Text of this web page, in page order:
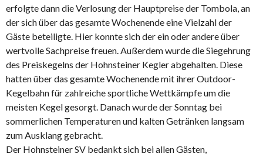
erfolgte dann die Verlosung der Hauptpreise der Tombola, an
der sich über das gesamte Wochenende eine Vielzahl der
Gäste beteiligte. Hier konnte sich der ein oder andere über
wertvolle Sachpreise freuen. Außerdem wurde die Siegehrung
des Preiskegelns der Hohnsteiner Kegler abgehalten. Diese
hatten über das gesamte Wochenende mit ihrer Outdoor-
Kegelbahn für zahlreiche sportliche Wettkämpfe um die
meisten Kegel gesorgt. Danach wurde der Sonntag bei
sommerlichen Temperaturen und kalten Getränken langsam
zum Ausklang gebracht.
Der Hohnsteiner SV bedankt sich bei allen Gästen,